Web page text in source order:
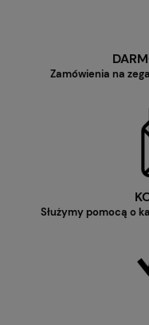
Zamówienia na
Służymy pomocą o